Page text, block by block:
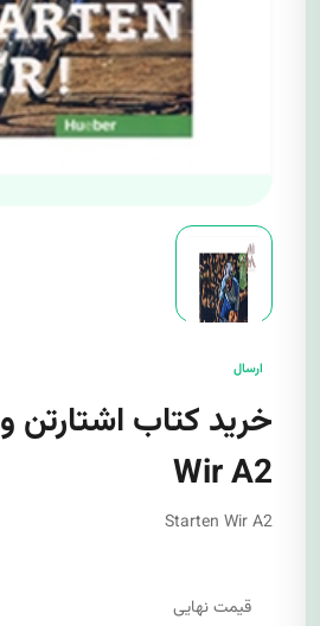
ارسال
Wir A2
Starten Wir A2
قیمت نهایی